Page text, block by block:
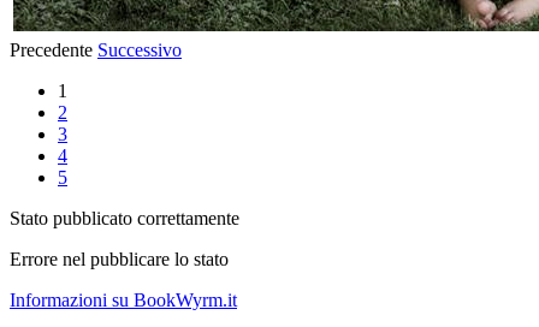
Precedente Successivo
1
2
3
4
5
Stato pubblicato correttamente
Errore nel pubblicare lo stato
Informazioni su BookWyrm.it